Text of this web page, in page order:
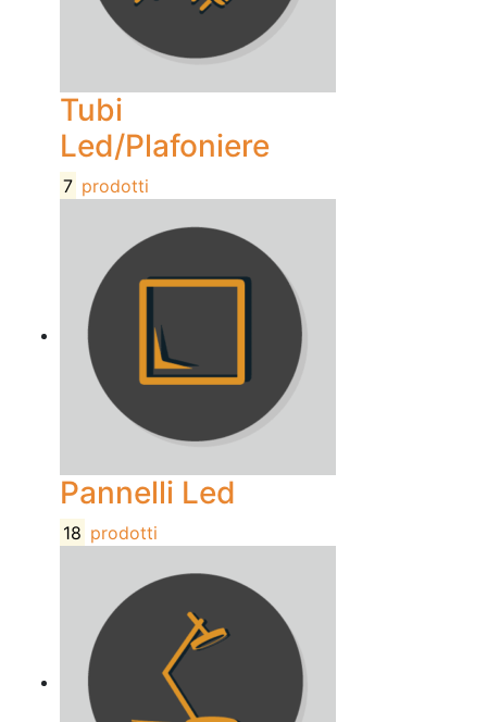
Tubi
Led/Plafoniere
7 prodotti
Pannelli Led
18 prodotti